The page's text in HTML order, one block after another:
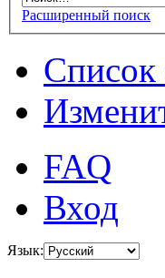
Расширенный поиск
FAQ
Вход
Язык: